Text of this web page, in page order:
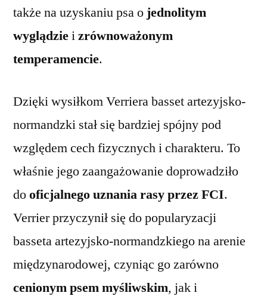
także na uzyskaniu psa o jednolitym
wyglądzieizrównoważonym
temperamencie.
Dzięki wysiłkom Verriera basset artezyjsko-
normandzki stał się bardziej spójny pod
względem cech fizycznych i charakteru. To
właśnie jego zaangażowanie doprowadziło
dooficjalnego uznania rasy przez FCI.
Verrier przyczynił się do popularyzacji
basseta artezyjsko-normandzkiego na arenie
międzynarodowej, czyniąc go zarówno
cenionym psem myśliwskim, jak i